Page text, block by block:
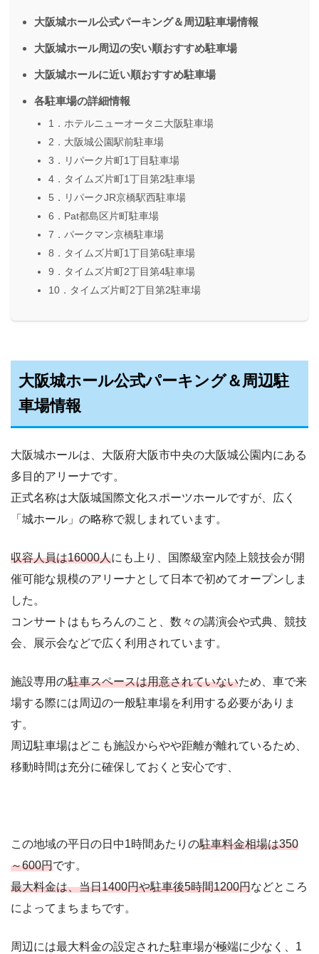
大阪城ホール公式パーキング＆周辺駐車場情報
大阪城ホール周辺の安い順おすすめ駐車場
大阪城ホールに近い順おすすめ駐車場
各駐車場の詳細情報
1．ホテルニューオータニ大阪駐車場
2．大阪城公園駅前駐車場
3．リパーク片町1丁目駐車場
4．タイムズ片町1丁目第2駐車場
5．リパークJR京橋駅西駐車場
6．Pat都島区片町駐車場
7．パークマン京橋駐車場
8．タイムズ片町1丁目第6駐車場
9．タイムズ片町2丁目第4駐車場
10．タイムズ片町2丁目第2駐車場
大阪城ホール公式パーキング＆周辺駐
車場情報
大阪城ホールは、大阪府大阪市中央の大阪城公園内にある
多目的アリーナです。
正式名称は大阪城国際文化スポーツホールですが、広く
「城ホール」の略称で親しまれています。
収容人員は16000人にも上り、国際級室内陸上競技会が開
催可能な規模のアリーナとして日本で初めてオープンしま
した。
コンサートはもちろんのこと、数々の講演会や式典、競技
会、展示会などで広く利用されています。
施設専用の駐車スペースは用意されていないため、車で来
場する際には周辺の一般駐車場を利用する必要がありま
す。
周辺駐車場はどこも施設からやや距離が離れているため、
移動時間は充分に確保しておくと安心です、
この地域の平日の日中1時間あたりの駐車料金相場は350
～600円です。
最大料金は、当日1400円や駐車後5時間1200円などところ
によってまちまちです。
周辺には最大料金の設定された駐車場が極端に少なく、1